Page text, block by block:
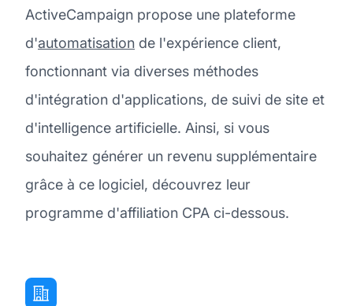
ActiveCampaign propose une plateforme
d'automatisation de l'expérience client,
fonctionnant via diverses méthodes
d'intégration d'applications, de suivi de site et
d'intelligence artificielle. Ainsi, si vous
souhaitez générer un revenu supplémentaire
grâce à ce logiciel, découvrez leur
programme d'affiliation CPA ci-dessous.